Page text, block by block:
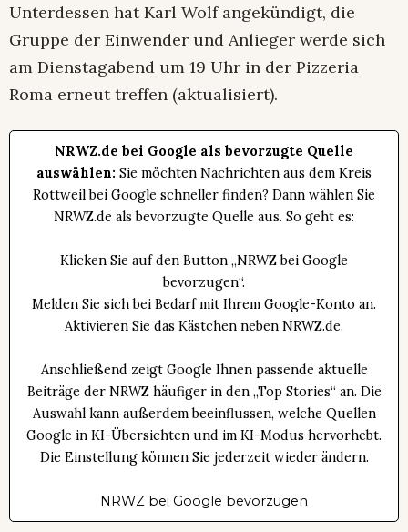
Unterdessen hat Karl Wolf angekündigt, die
Gruppe der Einwender und Anlieger werde sich
am Dienstagabend um 19 Uhr in der Pizzeria
Roma erneut treffen (aktualisiert).
NRWZ.de bei Google als bevorzugte Quelle
auswählen: Sie möchten Nachrichten aus dem Kreis
Rottweil bei Google schneller finden? Dann wählen Sie
NRWZ.de als bevorzugte Quelle aus. So geht es:
Klicken Sie auf den Button „NRWZ bei Google
bevorzugen“.
Melden Sie sich bei Bedarf mit Ihrem Google-Konto an.
Aktivieren Sie das Kästchen neben NRWZ.de.
Anschließend zeigt Google Ihnen passende aktuelle
Beiträge der NRWZ häufiger in den „Top Stories“ an. Die
Auswahl kann außerdem beeinflussen, welche Quellen
Google in KI-Übersichten und im KI-Modus hervorhebt.
Die Einstellung können Sie jederzeit wieder ändern.
NRWZ bei Google bevorzugen